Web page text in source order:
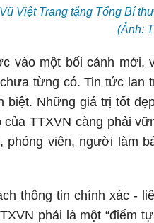
Việt Trang tặng Tổng Bí
(Ảnh:
vào một bối cảnh
từng có. Tin tức lan
biệt. Những giá trị tốt
TTXVN càng phải
phóng viên, người làm
thông tin chính xác -
phải là một “điểm